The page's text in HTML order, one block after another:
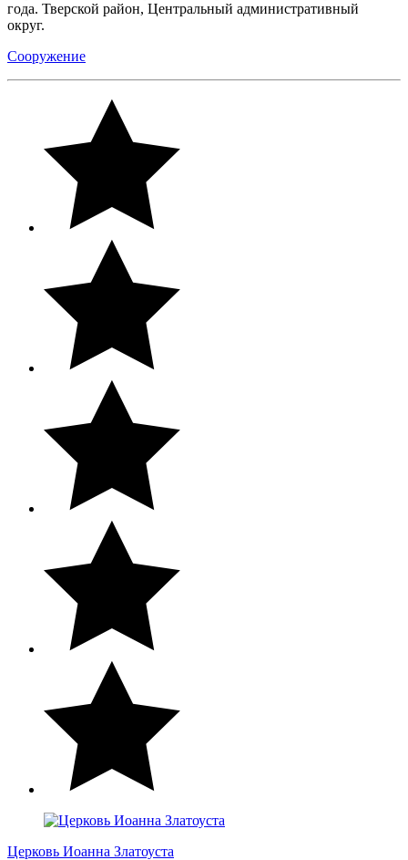
года. Тверской район, Центральный административный
округ.
Сооружение
Церковь Иоанна Златоуста